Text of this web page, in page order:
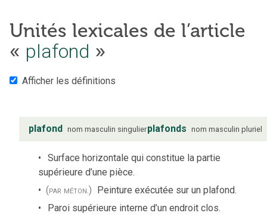
Unités lexicales de l’article
« plafond »
Afficher les définitions
plafond nom masculin singulierplafonds nom masculin pluriel
Surface horizontale qui constitue la partie
supérieure d’une pièce.
(par méton.) Peinture exécutée sur un plafond.
Paroi supérieure interne d’un endroit clos.